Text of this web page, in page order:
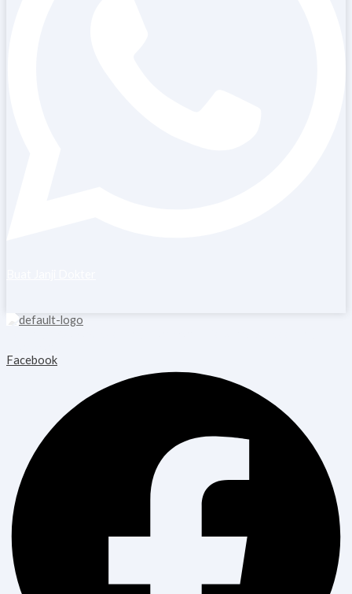
Facebook